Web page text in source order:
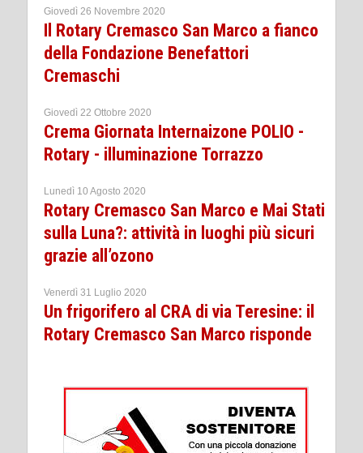
Giovedì 26 Novembre 2020
Il Rotary Cremasco San Marco a fianco
della Fondazione Benefattori
Cremaschi
Giovedì 22 Ottobre 2020
Crema Giornata Internaizone POLIO -
Rotary - illuminazione Torrazzo
Lunedì 10 Agosto 2020
Rotary Cremasco San Marco e Mai Stati
sulla Luna?: attività in luoghi più sicuri
grazie all’ozono
Venerdì 31 Luglio 2020
Un frigorifero al CRA di via Teresine: il
Rotary Cremasco San Marco risponde